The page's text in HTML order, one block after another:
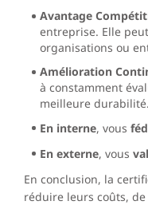
Avantage
entreprise. Elle
organisations ou
Amélioration
à constamment
meilleure durabilité.
En interne, vous
En externe, vous
En conclusion, la
réduire leurs coûts,